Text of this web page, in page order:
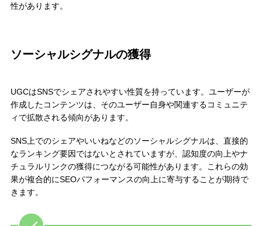
性があります。
ソーシャルシグナルの獲得
UGCはSNSでシェアされやすい性質を持っています。ユーザーが
作成したコンテンツは、そのユーザー自身や関連するコミュニテ
ィで拡散される傾向があります。
SNS上でのシェアやいいねなどのソーシャルシグナルは、直接的
なランキング要因ではないとされていますが、認知度の向上やナ
チュラルリンクの獲得につながる可能性があります。これらの効
果が複合的にSEOパフォーマンスの向上に寄与することが期待で
きます。